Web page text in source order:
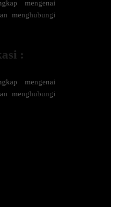
mengenai
menghubungi
:
mengenai
menghubungi